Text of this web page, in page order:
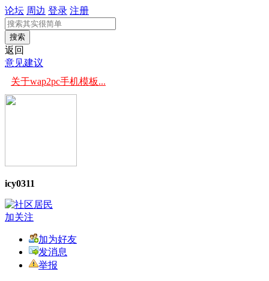
论坛 周边 登录 注册
搜索
返回
意见建议
关于wap2pc手机模板...
icy0311
加关注
加为好友
发消息
举报